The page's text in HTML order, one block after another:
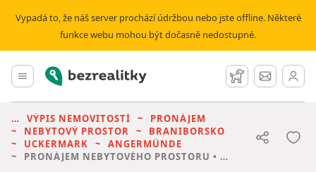
Vypadá to, že náš server prochází údržbou nebo jste offline. Některé
funkce webu mohou být dočasně nedostupné.
Hlavní menu
Bezrealitky Hlídací pes
Zprávy
VÝPIS NEMOVITOSTÍ
PRONÁJEM
NEBYTOVÝ PROSTOR
BRANIBORSKO
UCKERMARK
ANGERMÜNDE
PRONÁJEM NEBYTOVÉHO PROSTORU • 158 M² BEZ REALITKY